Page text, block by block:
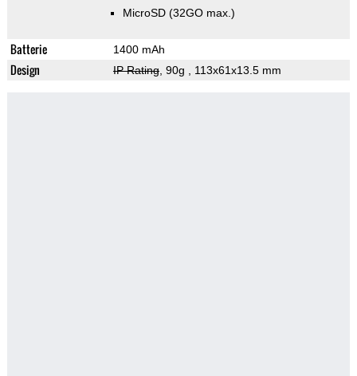
MicroSD (32GO max.)
Batterie 1400 mAh
Design IP Rating, 90g , 113x61x13.5 mm